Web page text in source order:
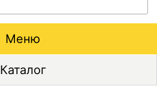
Меню
Каталог